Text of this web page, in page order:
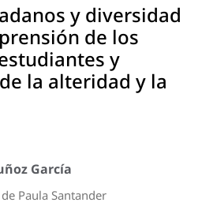
y diversidad
de los
y
la alteridad y la
García
Paula Santander